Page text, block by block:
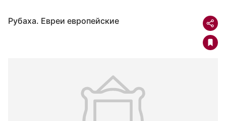
Рубаха. Евреи европейские